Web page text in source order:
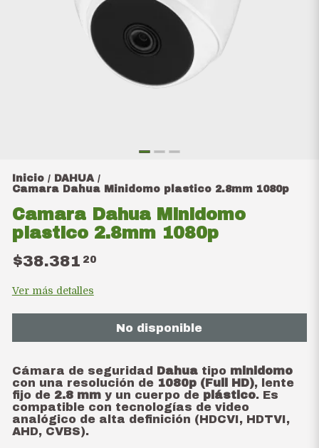
Inicio / DAHUA /
Camara Dahua Minidomo plastico 2.8mm 1080p
Camara Dahua Minidomo
plastico 2.8mm 1080p
$38.381 20
Ver más detalles
No disponible
Cámara de seguridad Dahuatipo minidomo
con una resolución de 1080p (Full HD), lente
fijo de 2.8 mmy un cuerpo de plástico. Es
compatible con tecnologías de video
analógico de alta definición (HDCVI, HDTVI,
AHD, CVBS).